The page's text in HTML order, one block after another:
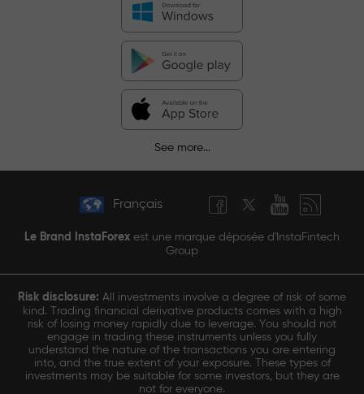
See more...
Français
Le Brand InstaForex est une marque déposée d'InstaFintech
Group
Risk disclosure: All investments involve a degree of risk of some
kind. Trading financial derivative products comes with a high
risk of losing money rapidly due to leverage. You should not
engage in trading these instruments unless you fully
understand the nature of the transactions you are entering
into, and the true extent of your exposure. These types of
investments may be suitable for some investors, but they are
not for everyone.